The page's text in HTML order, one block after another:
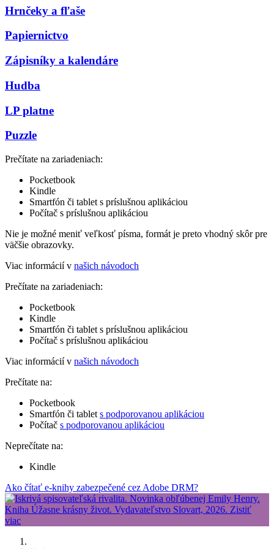
Hrnčeky a fľaše
Papiernictvo
Zápisníky a kalendáre
Hudba
LP platne
Puzzle
Prečítate na zariadeniach:
Pocketbook
Kindle
Smartfón či tablet s príslušnou aplikáciou
Počítač s príslušnou aplikáciou
Nie je možné meniť veľkosť písma, formát je preto vhodný skôr pre
väčšie obrazovky.
Viac informácií v našich návodoch
Prečítate na zariadeniach:
Pocketbook
Kindle
Smartfón či tablet s príslušnou aplikáciou
Počítač s príslušnou aplikáciou
Viac informácií v našich návodoch
Prečítate na:
Pocketbook
Smartfón či tablet s podporovanou aplikáciou
Počítač s podporovanou aplikáciou
Neprečítate na:
Kindle
Ako čítať e-knihy zabezpečené cez Adobe DRM?